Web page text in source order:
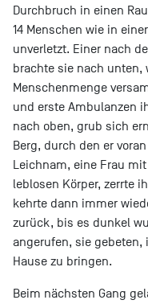
Durchbruch in einen
14 Menschen wie in
unverletzt. Einer nach
brachte sie nach unten,
Menschenmenge
und erste Ambulanzen
nach oben, grub sich
Berg, durch den er
Leichnam, eine Frau
leblosen Körper, zerrte
kehrte dann immer
zurück, bis es dunkel
angerufen, sie gebeten,
Hause zu bringen.
Beim nächsten Gang